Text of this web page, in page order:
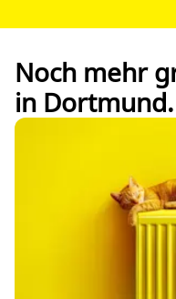
Noch mehr
in Dortmund.